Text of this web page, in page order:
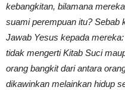
kebangkitan, bilamana
suami perempuan itu? Sebab
Jawab Yesus kepada
tidak mengerti Kitab Suci
orang bangkit dari antara
dikawinkan melainkan hidup